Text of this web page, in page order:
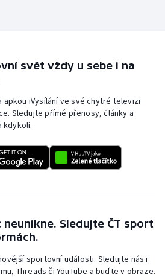
svět vždy u sebe i na
apkou iVysílání ve své chytré televizi
Sledujte přímé přenosy, články a
kdykoli.
Sledujte ČT sport
sportovní události. Sledujte nás i
Threads či YouTube a buďte v obraze.